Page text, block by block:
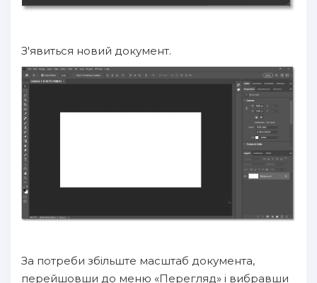
З'явиться новий документ.
За потреби збільште масштаб документа,
перейшовши до меню «Перегляд» і вибравши